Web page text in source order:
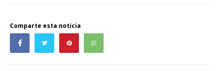
Comparte esta noticia